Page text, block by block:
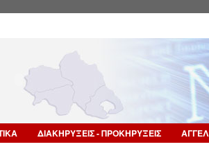
ΔΙΑΚΗΡΥΞΕΙΣ - ΠΡΟΚΗΡΥΞΕΙΣ